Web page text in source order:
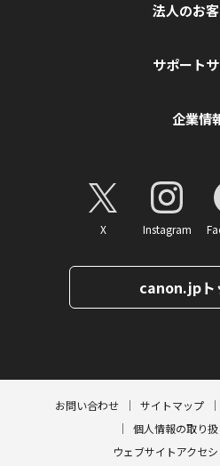
法人のお
サポート
企業情
X Instagram
canon.jpト
お問い合わせ サイトマップ
個人情報の取り
ウェブサイトアクセ